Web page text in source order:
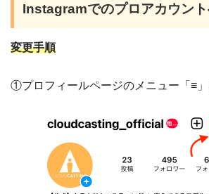
Instagramでのプロアカウン
変更手順
①プロフィールページのメニュー「≡」